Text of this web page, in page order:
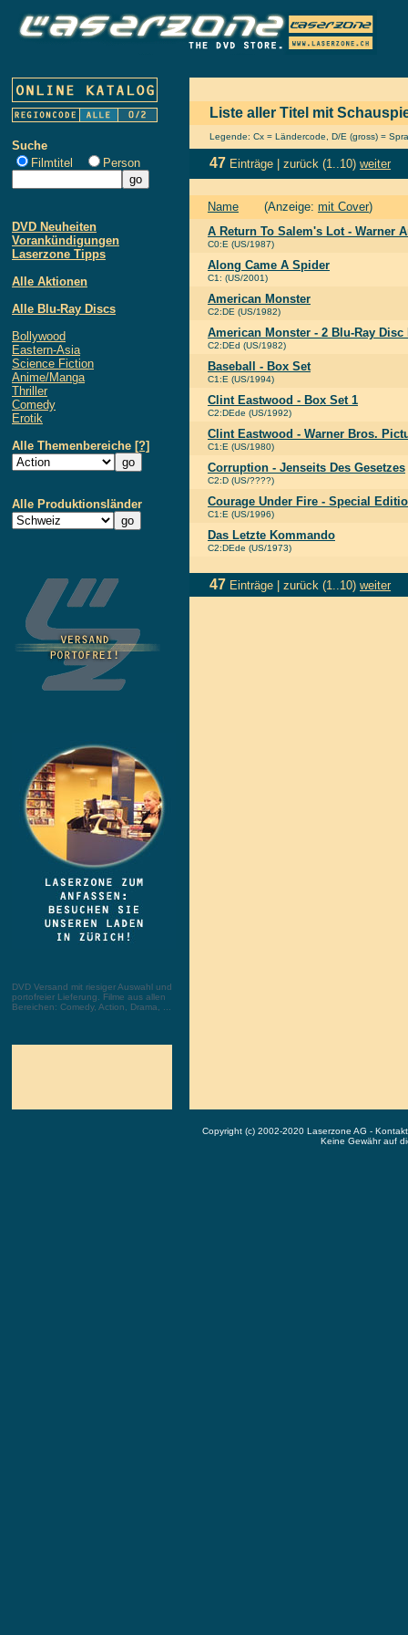
Suche
Filmtitel
Person
DVD Neuheiten
Vorankündigungen
Laserzone Tipps
Alle Aktionen
Alle Blu-Ray Discs
Bollywood
Eastern-Asia
Science Fiction
Anime/Manga
Thriller
Comedy
Erotik
Alle Themenbereiche [?]
Alle Produktionsländer
DVD Versand mit riesiger Auswahl und
portofreier Lieferung. Filme aus allen
Bereichen: Comedy, Action, Drama, ...
Liste aller Titel mit
Legende: Cx = Ländercode, D/E (gross) =
47 Einträge | zurück (1..10) weiter
Name (Anzeige: mit Cover)
A Return To Salem's Lot - Warner
C0:E (US/1987)
Along Came A Spider
C1: (US/2001)
American Monster
C2:DE (US/1982)
American Monster - 2 Blu-Ray Disc
C2:DEd (US/1982)
Baseball - Box Set
C1:E (US/1994)
Clint Eastwood - Box Set 1
C2:DEde (US/1992)
Clint Eastwood - Warner Bros.
C1:E (US/1980)
Corruption - Jenseits Des Gesetzes
C2:D (US/????)
Courage Under Fire - Special
C1:E (US/1996)
Das Letzte Kommando
C2:DEde (US/1973)
47 Einträge | zurück (1..10) weiter
Copyright (c) 2002-2020 Laserzone AG -
Keine Gewähr auf